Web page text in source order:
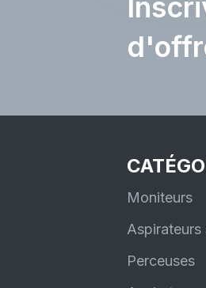
Moniteurs
Aspirateurs
Perceuses